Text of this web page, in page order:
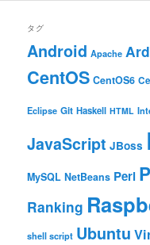
タグ
Android Apache
CentOS CentOS6
Eclipse Git Haskell HTML
JavaScript JBoss
MySQL NetBeans Perl
Ranking
shell script Ubuntu